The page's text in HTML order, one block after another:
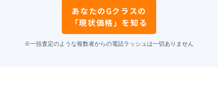
あなたのGクラスの
「現状価格」を知る
※一括査定のような複数者からの電話ラッシュは一切ありません